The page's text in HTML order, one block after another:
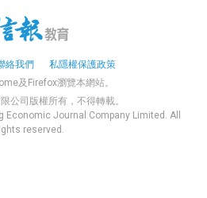
絡我們
私隱權保護政策
及Firefox瀏覽本網站。
公司版權所有，不得轉載。
Economic Journal Company Limited. All
reserved.